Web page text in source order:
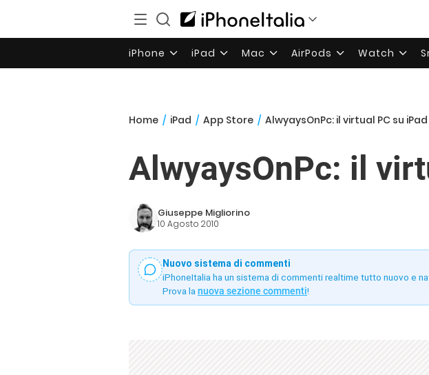
iPhone iPad Mac AirPods Watch
Home / iPad / App Store / AlwyaysOnPc: il virtual PC su iPad
AlwyaysOnPc: il
Giuseppe Migliorino
10 Agosto 2010
Nuovo sistema di commenti
iPhoneItalia ha un sistema di commenti realtime tutto nuovo e
Prova la nuova sezione commenti!